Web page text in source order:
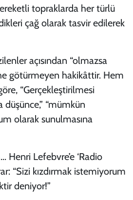
topraklarda her türlü
çağ olarak tasvir edilerek
açısından “olmazsa
götürmeyen hakikâttir. Hem
“Gerçekleştirilmesi
düşünce,” “mümkün
olarak sunulmasına
Henri Lefebvre’e ‘Radio
“Sizi kızdırmak istemiyorum
deniyor!”